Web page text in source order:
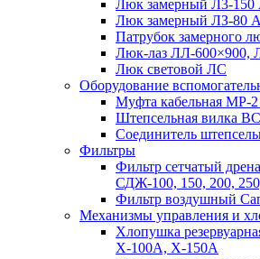
Люк замерный Л3-150
Люк замерный ЛЗ-80 А
Патрубок замерного
Люк-лаз ЛЛ-600×900,
Люк световой ЛС
Оборудование
Муфта кабельная МР-
Штепсельная вилка
Соединитель
Фильтры
Фильтр сетчатый
СДЖ-100, 150, 200,
Фильтр воздушный
Механизмы управления и
Хлопушка
Х-100А, Х-150А